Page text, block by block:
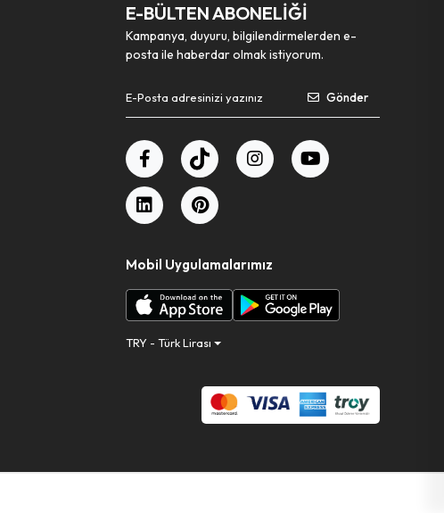
E-BÜLTEN ABONELİĞİ
Kampanya, duyuru, bilgilendirmelerden e-
posta ile haberdar olmak istiyorum.
Gönder
Mobil Uygulamalarımız
TRY - Türk Lirası